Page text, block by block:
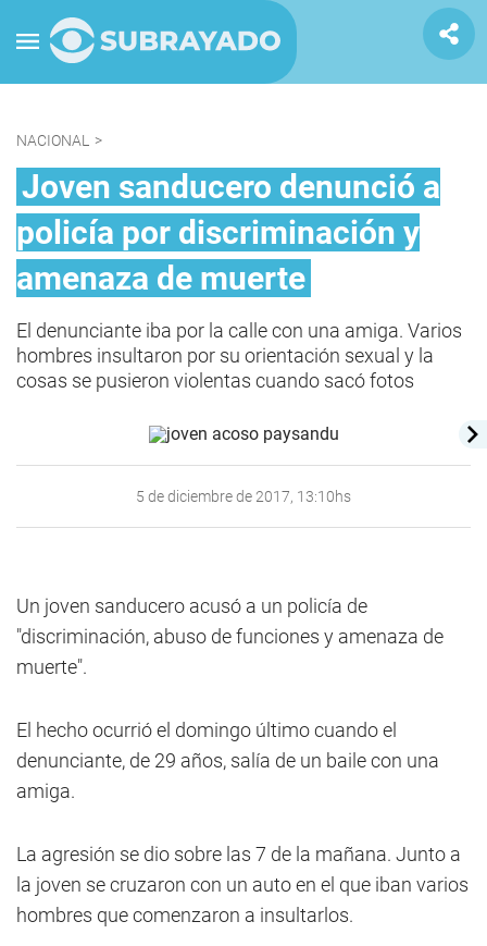
NACIONAL >
Joven sanducero denunció a
policía por discriminación y
amenaza de muerte
El denunciante iba por la calle con una amiga. Varios
hombres insultaron por su orientación sexual y la
cosas se pusieron violentas cuando sacó fotos
5 de diciembre de 2017, 13:10hs
Un joven sanducero acusó a un policía de
"discriminación, abuso de funciones y amenaza de
muerte".
El hecho ocurrió el domingo último cuando el
denunciante, de 29 años, salía de un baile con una
amiga.
La agresión se dio sobre las 7 de la mañana. Junto a
la joven se cruzaron con un auto en el que iban varios
hombres que comenzaron a insultarlos.